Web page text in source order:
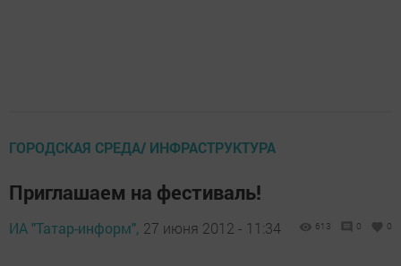
ГОРОДСКАЯ СРЕДА/ ИНФРАСТРУКТУРА
Приглашаем на фестиваль!
ИА "Татар-информ", 27 июня 2012 - 11:34 613 0 0